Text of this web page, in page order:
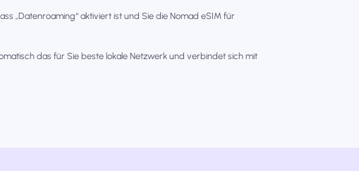
„Datenroaming“ aktiviert ist und Sie die Nomad eSIM für
das für Sie beste lokale Netzwerk und verbindet sich mit